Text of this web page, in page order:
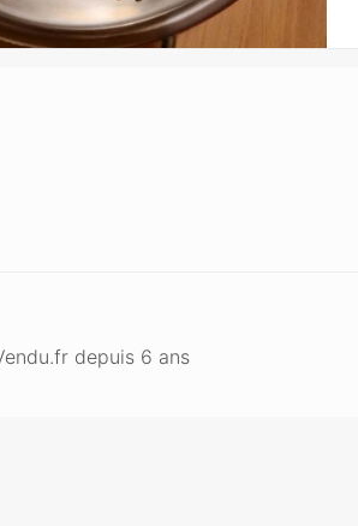
depuis 6 ans